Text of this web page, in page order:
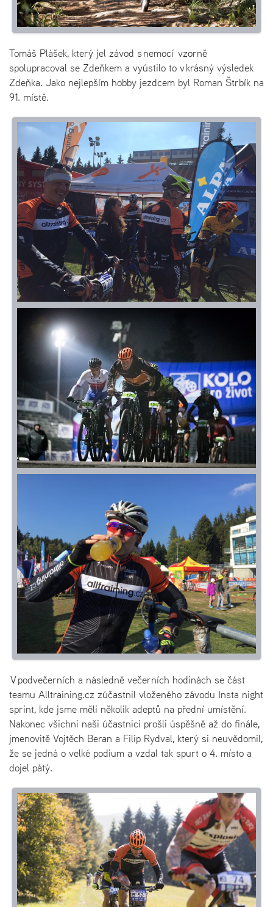
Tomáš Plášek, který jel závod s nemocí vzorně
spolupracoval se Zdeňkem a vyústilo to v krásný výsledek
Zdeňka. Jako nejlepším hobby jezdcem byl Roman Štrbík na
91. místě.
V podvečerních a následně večerních hodinách se část
teamu Alltraining.cz zúčastnil vloženého závodu Insta night
sprint, kde jsme měli několik adeptů na přední umístění.
Nakonec všichni naši účastnici prošli úspěšně až do finále,
jmenovitě Vojtěch Beran a Filip Rydval, který si neuvědomil,
že se jedná o velké podium a vzdal tak spurt o 4. místo a
dojel pátý.